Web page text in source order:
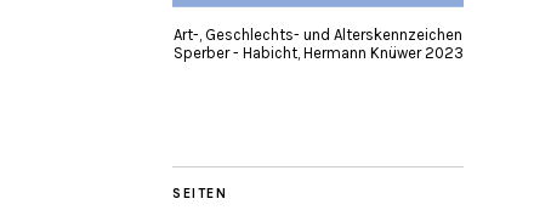
Art-, Geschlechts- und Alterskennzeichen
Sperber - Habicht, Hermann Knüwer 2023
SEITEN